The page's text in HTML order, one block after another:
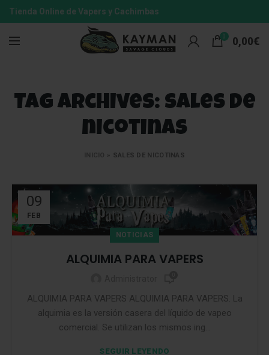
Tienda Online de Vapers y Cachimbas
0 0,00€
Tag Archives: sales de
nicotinas
» SALES DE NICOTINAS
09
FEB
NOTICIAS
ALQUIMIA PARA VAPERS
ALQUIMIA PARA VAPERS ALQUIMIA PARA VAPERS. La
alquimia es la versión casera del líquido de vapeo
comercial. Se utilizan los mismos ing...
SEGUIR LEYENDO